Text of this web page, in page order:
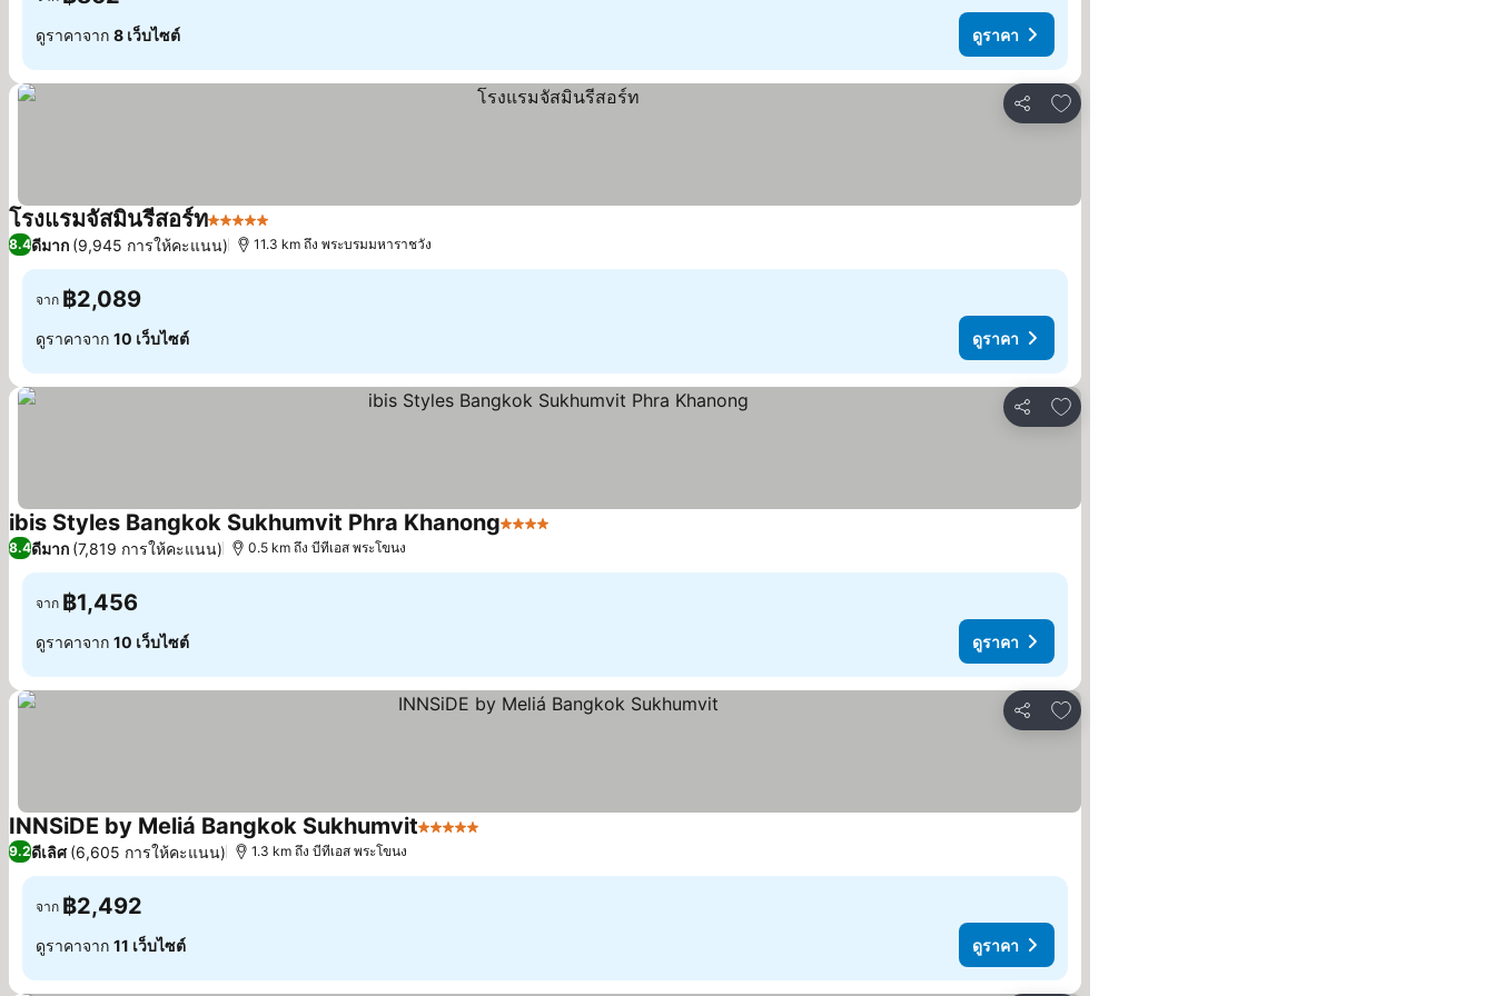
ดูราคาจาก 8 เว็บไซต์ ดูราคา
แชร์
เพิ่มในรายการโปรด
โรงแรมจัสมินรีสอร์ท5 ดาว
8.4ดีมาก (9,945 การให้คะแนน) 11.3 km ถึง พระบรมมหาราชวัง
จาก ฿2,089
ดูราคาจาก 10 เว็บไซต์ ดูราคา
แชร์
เพิ่มในรายการโปรด
ibis Styles Bangkok Sukhumvit Phra Khanong4 ดาว
8.4ดีมาก (7,819 การให้คะแนน) 0.5 km ถึง บีทีเอส พระโขนง
จาก ฿1,456
ดูราคาจาก 10 เว็บไซต์ ดูราคา
แชร์
เพิ่มในรายการโปรด
INNSiDE by Meliá Bangkok Sukhumvit5 ดาว
9.2ดีเลิศ (6,605 การให้คะแนน) 1.3 km ถึง บีทีเอส พระโขนง
จาก ฿2,492
ดูราคาจาก 11 เว็บไซต์ ดูราคา